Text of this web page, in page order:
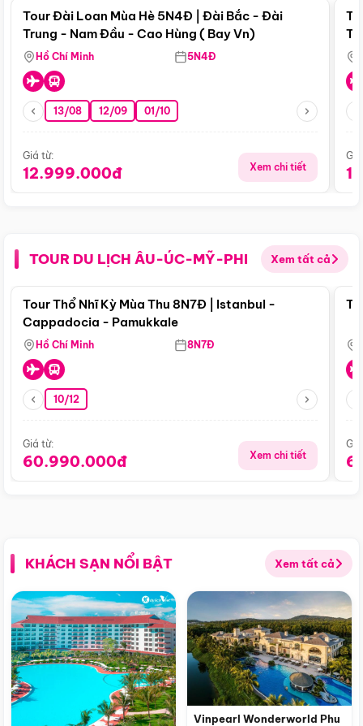
Tour Đài Loan Mùa Hè 5N4Đ | Đài Bắc - Đài
Trung - Nam Đầu - Cao Hùng ( Bay Vn)
Hồ Chí Minh 5N4Đ
13/08 12/09 01/10
Giá từ:
12.999.000đ Xem chi tiết
TOUR DU LỊCH ÂU-ÚC-MỸ-PHI Xem tất cả
Điểm nổi bật
Tour Thổ Nhĩ Kỳ Mùa Thu 8N7Đ | Istanbul -
Cappadocia - Pamukkale
Hồ Chí Minh 8N7Đ
10/12
Giá từ:
60.990.000đ Xem chi tiết
KHÁCH SẠN NỔI BẬT Xem tất cả
Vinpearl Wonderworld Phu